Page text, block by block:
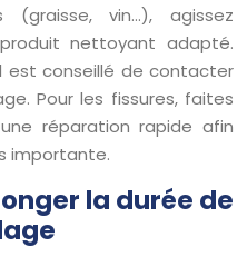
vin…), agissez
nettoyant adapté.
est conseillé de contacter
Pour les fissures, faites
réparation rapide afin
importante.
la durée de